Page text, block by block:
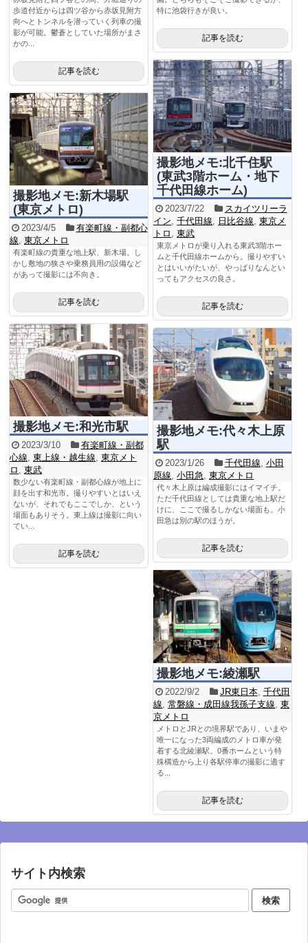
歩道付近からは四ツ谷から赤坂見附方
向へとトンネルを潜っていく列車の撮
影が可能。鬱蒼としていた場所がまさ
かの...
記事を読む
特に池袋行きが良い。
記事を読む
撮影地メモ:北千住駅
(東武3階ホーム・地下
千代田線ホーム)
2023/7/22
スカイツリーラ
イン ,千代田線 日比谷線 ,東京メ
トロ
,東武
東京メトロが乗り入れる東武3階ホー
ムと千代田線ホームから。撮りやすい
とはいいがたいが、やっぱりなんとい
ってもアクセスの良さ。
記事を読む
撮影地メモ:新木場駅
(東京メトロ)
2023/4/5
有楽町線・副都心
線 東京メトロ
有楽町線の貴重な地上駅、新木場。し
かし敷地の狭さや乗務員用の設備など
があって撮影には不向き。
記事を読む
撮影地メモ:和光市駅
2023/3/10
有楽町線・副都
心線, 東上線・越生線, 東京メト
ロ , 東武
数少ない有楽町線・副都心線が地上に
顔を出す和光市。撮りやすいとはいえ
ないが、それでもここでしか、という
場面もありそう。東上線は撮影に向い
てい...
記事を読む
撮影地メモ:代々木上原
駅
2023/1/26 千代田線, 小田
原線,小田急,東京メトロ
代々木上原は編成撮影にはイマイチ。
ただ千代田線としては貴重な地上駅だ
けに、ここで撮るしかない場面も。小
田急は別の駅のほうが。
記事を読む
撮影地メモ:綾瀬駅
2022/9/2 JR東日本, 千代田
線 ,常磐線・成田線我孫子支線 ,東
京メトロ
メトロとJRとの境界駅であり、いまや
唯一になった3両編成のメトロ車が発
着する北綾瀬駅。0番ホームという特
殊構造から上り各駅停車の撮影に適す
る...
記事を読む
サイト内検索